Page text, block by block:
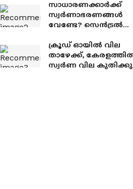
സാധാരണക്കാർക്ക്
സ്വർണാഭരണങ്ങൾ
വേണ്ടേ? സെൻട്രൽ
ശേഖരത്തിലേക്ക്
വാങ്ങിക്കൂട്ടിയത് 289
സ്വര്‍ണം!
ക്രൂഡ് ഓയിൽ വില
താഴേക്ക്,
സ്വർണ വില